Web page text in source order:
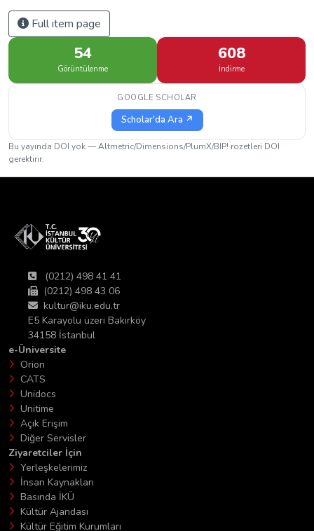
Full item page
54
Görüntülenme
608
İndirme
GOOGLE SCHOLAR
Scholar'da Ara ↗
Bu yayında DOI yok — Altmetric/Dimensions/PlumX/BIP! rozetleri DOI
gerektirir.
(0212) 498 41 41
(0212) 498 43 06
kultur@iku.edu.tr
E5 Karayolu üzeri Bakırköy
34158 İstanbul
e-Üniversite
Orion
CATS
Unidocs
Unitime
Açık Erişim
Diğer Servisler
Ziyaretciler İçin
Yerleşkelerimiz
İnsan Kaynakları
Basında İKÜ
Kültür Ajandası
Kültür Eğitim Kurumları